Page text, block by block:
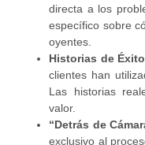
directa a los
específico sobre
oyentes.
Historias de
clientes han
Las historias
valor.
“Detrás de
exclusivo al